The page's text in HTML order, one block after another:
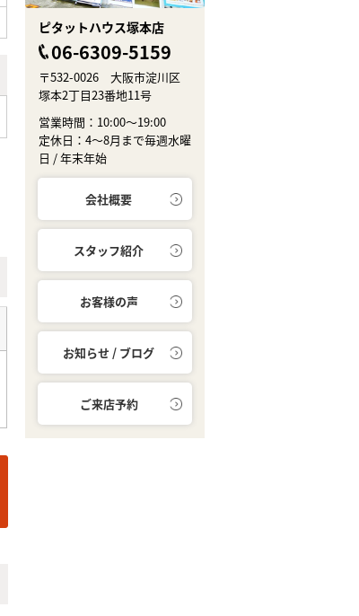
ピタットハウス塚本店
06-6309-5159
〒532-0026 大阪市淀川区
塚本2丁目23番地11号
営業時間：10:00～19:00
定休日：4～8月まで毎週水曜
日 / 年末年始
会社概要
スタッフ紹介
お客様の声
お知らせ / ブログ
ご来店予約